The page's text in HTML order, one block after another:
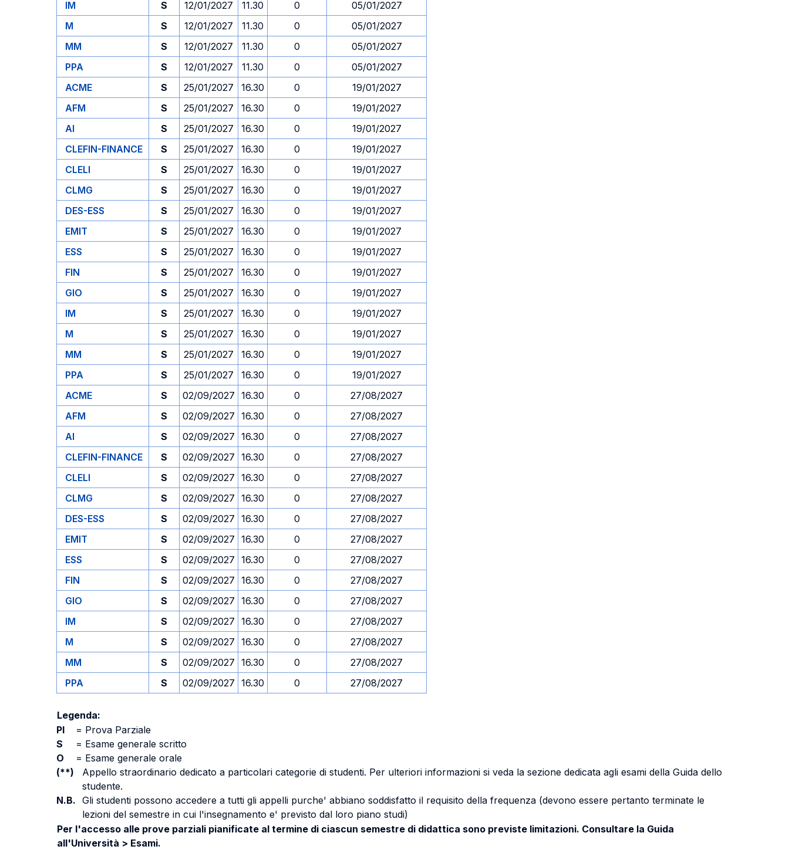
IM
S 12/01/2027 11.30 0
05/01/2027
M
S 12/01/2027 11.30 0
05/01/2027
MM
S 12/01/2027 11.30 0
05/01/2027
PPA
S 12/01/2027 11.30 0
05/01/2027
ACME
S 25/01/2027 16.30 0
19/01/2027
AFM
S 25/01/2027 16.30 0
19/01/2027
AI
S 25/01/2027 16.30 0
19/01/2027
CLEFIN-FINANCE
S 25/01/2027 16.30 0
19/01/2027
CLELI
S 25/01/2027 16.30 0
19/01/2027
CLMG
S 25/01/2027 16.30 0
19/01/2027
DES-ESS
S 25/01/2027 16.30 0
19/01/2027
EMIT
S 25/01/2027 16.30 0
19/01/2027
ESS
S 25/01/2027 16.30 0
19/01/2027
FIN
S 25/01/2027 16.30 0
19/01/2027
GIO
S 25/01/2027 16.30 0
19/01/2027
IM
S 25/01/2027 16.30 0
19/01/2027
M
S 25/01/2027 16.30 0
19/01/2027
MM
S 25/01/2027 16.30 0
19/01/2027
PPA
S 25/01/2027 16.30 0
19/01/2027
ACME
S 02/09/2027 16.30 0
27/08/2027
AFM
S 02/09/2027 16.30 0
27/08/2027
AI
S 02/09/2027 16.30 0
27/08/2027
CLEFIN-FINANCE
S 02/09/2027 16.30 0
27/08/2027
CLELI
S 02/09/2027 16.30 0
27/08/2027
CLMG
S 02/09/2027 16.30 0
27/08/2027
DES-ESS
S 02/09/2027 16.30 0
27/08/2027
EMIT
S 02/09/2027 16.30 0
27/08/2027
ESS
S 02/09/2027 16.30 0
27/08/2027
FIN
S 02/09/2027 16.30 0
27/08/2027
GIO
S 02/09/2027 16.30 0
27/08/2027
IM
S 02/09/2027 16.30 0
27/08/2027
M
S 02/09/2027 16.30 0
27/08/2027
MM
S 02/09/2027 16.30 0
27/08/2027
PPA
S 02/09/2027 16.30 0 27/08/2027
Legenda:
PI
= Prova Parziale
S
= Esame generale scritto
O
= Esame generale orale
(**)
Appello straordinario dedicato a particolari categorie di studenti. Per ulteriori informazioni si veda la sezione dedicata agli esami della Guida dello
studente.
N.B. Gli studenti possono accedere a tutti gli appelli purche' abbiano soddisfatto il requisito della frequenza (devono essere pertanto terminate le
lezioni del semestre in cui l'insegnamento e' previsto dal loro piano studi)
Per l'accesso alle prove parziali pianificate al termine di ciascun semestre di didattica sono previste limitazioni. Consultare la Guida
all'Università > Esami.